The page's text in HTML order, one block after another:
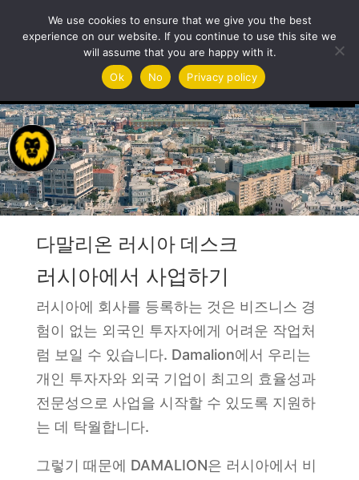
상
플
레
이
어
다말리온 러시아 데스크
러시아에서 사업하기
러시아에 회사를 등록하는 것은 비즈니스 경
험이 없는 외국인 투자자에게 어려운 작업처
럼 보일 수 있습니다. Damalion에서 우리는
개인 투자자와 외국 기업이 최고의 효율성과
전문성으로 사업을 시작할 수 있도록 지원하
는 데 탁월합니다.
그렇기 때문에 DAMALION은 러시아에서 비
We use cookies to ensure that we give you the best
experience on our website. If you continue to use this site we
will assume that you are happy with it.
Ok
No Privacy policy